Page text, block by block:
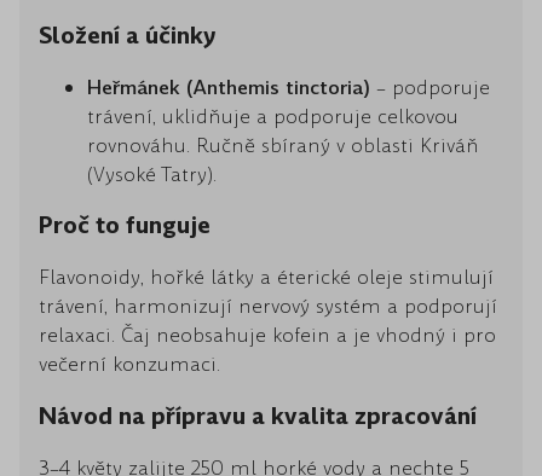
Složení a účinky
Heřmánek (Anthemis tinctoria) – podporuje
trávení, uklidňuje a podporuje celkovou
rovnováhu. Ručně sbíraný v oblasti Kriváň
(Vysoké Tatry).
Proč to funguje
Flavonoidy, hořké látky a éterické oleje stimulují
trávení, harmonizují nervový systém a podporují
relaxaci. Čaj neobsahuje kofein a je vhodný i pro
večerní konzumaci.
Návod na přípravu a kvalita zpracování
3–4 květy zalijte 250 ml horké vody a nechte 5